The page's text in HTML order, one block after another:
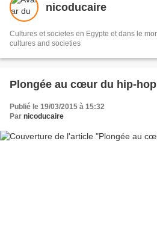
nicoducaire
Cultures et societes en Egypte et dans le
cultures and societies
Plongée au cœur du hip-
Publié le 19/03/2015 à 15:32
Par nicoducaire